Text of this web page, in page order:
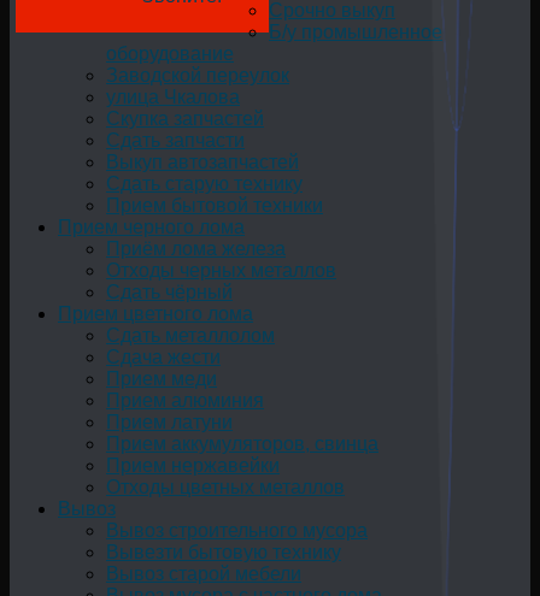
Срочно выкуп
Б/у промышленное
оборудование
Заводской переулок
улица Чкалова
Скупка запчастей
Сдать запчасти
Выкуп автозапчастей
Сдать старую технику
Прием бытовой техники
Прием черного лома
Приём лома железа
Отходы черных металлов
Сдать чёрный
Прием цветного лома
Сдать металлолом
Сдача жести
Прием меди
Прием алюминия
Прием латуни
Прием аккумуляторов, свинца
Прием нержавейки
Отходы цветных металлов
Вывоз
Вывоз строительного мусора
Вывезти бытовую технику
Вывоз старой мебели